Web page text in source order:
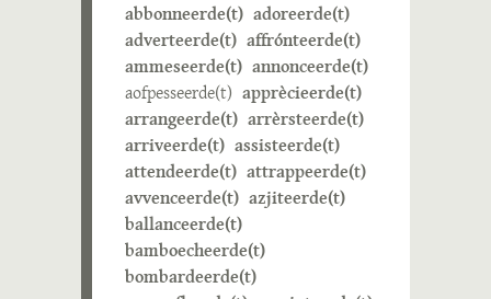
abbonneerde(t) adoreerde(t)
adverteerde(t) affrónteerde(t)
ammeseerde(t) annonceerde(t)
aofpesseerde(t) apprècieerde(t)
arrangeerde(t) arrèrsteerde(t)
arriveerde(t) assisteerde(t)
attendeerde(t) attrappeerde(t)
avvenceerde(t) azjiteerde(t)
ballanceerde(t)
bamboecheerde(t)
bombardeerde(t)